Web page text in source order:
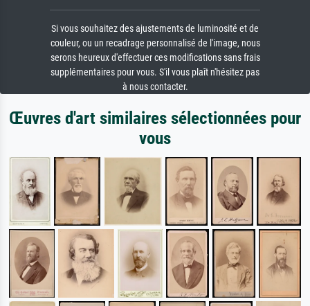
Si vous souhaitez des ajustements de luminosité et de
couleur, ou un recadrage personnalisé de l'image, nous
serons heureux d'effectuer ces modifications sans frais
supplémentaires pour vous. S'il vous plaît n'hésitez pas
à nous contacter.
Œuvres d'art similaires sélectionnées pour
vous